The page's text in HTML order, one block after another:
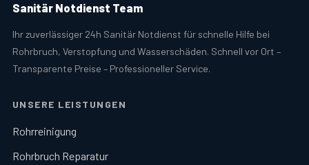
Sanitär Notdienst Team
Ihr zuverlässiger 24h Sanitär Notdienst für schnelle Hilfe bei
Rohrbruch, Verstopfung und Wasserschäden. Schnell vor Ort –
Transparente Preise – Professioneller Service.
UNSERE LEISTUNGEN
Rohrreinigung
Rohrbruch Reparatur